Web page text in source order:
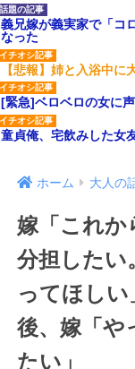
義兄嫁が義実家で「コ
なった
【悲報】姉と入浴中
[緊急]ベロベロの女に
童貞俺、宅飲みした女
ホーム 大人の
嫁「これか
分担したい
ってほし
後、嫁「や
たい」